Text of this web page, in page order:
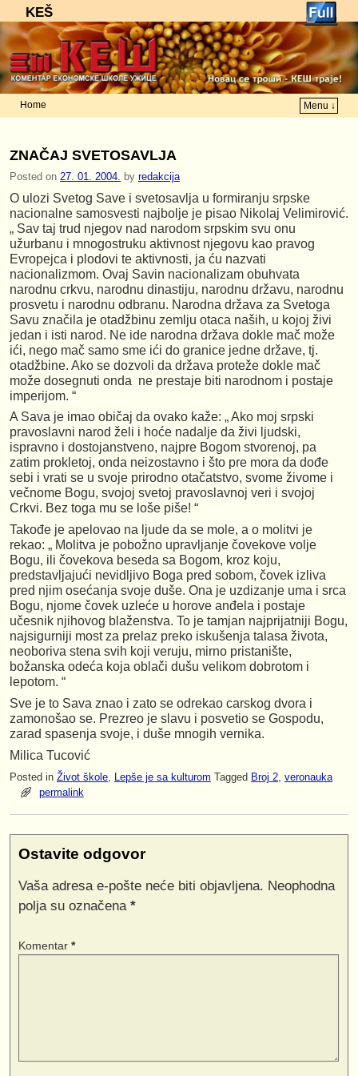
KEŠ
Home
Menu ↓
ZNAČAJ SVETOSAVLJA
Posted on 27. 01. 2004. by redakcija
O ulozi Svetog Save i svetosavlja u formiranju srpske
nacionalne samosvesti najbolje je pisao Nikolaj Velimirović.
„ Sav taj trud njegov nad narodom srpskim svu onu
užurbanu i mnogostruku aktivnost njegovu kao pravog
Evropejca i plodovi te aktivnosti, ja ću nazvati
nacionalizmom. Ovaj Savin nacionalizam obuhvata
narodnu crkvu, narodnu dinastiju, narodnu državu, narodnu
prosvetu i narodnu odbranu. Narodna država za Svetoga
Savu značila je otadžbinu zemlju otaca naših, u kojoj živi
jedan i isti narod. Ne ide narodna država dokle mač može
ići, nego mač samo sme ići do granice jedne države, tj.
otadžbine. Ako se dozvoli da država proteže dokle mač
može dosegnuti onda ne prestaje biti narodnom i postaje
imperijom. “
A Sava je imao običaj da ovako kaže: „ Ako moj srpski
pravoslavni narod želi i hoće nadalje da živi ljudski,
ispravno i dostojanstveno, najpre Bogom stvorenoj, pa
zatim prokletoj, onda neizostavno i što pre mora da dođe
sebi i vrati se u svoje prirodno otačatstvo, svome živome i
večnome Bogu, svojoj svetoj pravoslavnoj veri i svojoj
Crkvi. Bez toga mu se loše piše! “
Takođe je apelovao na ljude da se mole, a o molitvi je
rekao: „ Molitva je pobožno upravljanje čovekove volje
Bogu, ili čovekova beseda sa Bogom, kroz koju,
predstavljajući nevidljivo Boga pred sobom, čovek izliva
pred njim osećanja svoje duše. Ona je uzdizanje uma i srca
Bogu, njome čovek uzleće u horove anđela i postaje
učesnik njihovog blaženstva. To je tamjan najprijatniji Bogu,
najsigurniji most za prelaz preko iskušenja talasa života,
neoboriva stena svih koji veruju, mirno pristanište,
božanska odeća koja oblači dušu velikom dobrotom i
lepotom. “
Sve je to Sava znao i zato se odrekao carskog dvora i
zamonošao se. Prezreo je slavu i posvetio se Gospodu,
zarad spasenja svoje, i duše mnogih vernika.
Milica Tucović
Posted in Život škole, Lepše je sa kulturom Tagged Broj 2, veronauka
permalink
Ostavite odgovor
Vaša adresa e-pošte neće biti objavljena. Neophodna
polja su označena *
Komentar *